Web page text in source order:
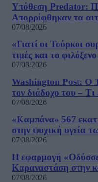
Υπόθεση Predator:
Απορρίφθηκαν τα
07/08/2026
«Γιατί οι Τούρκοι
τιμές και το
07/08/2026
Washington Post: Ο
τον διάδοχο του – Τι
07/08/2026
«Καμπάνα» 567 εκατ
στην ψυχική υγεία
07/08/2026
Η εφαρμογή
Καραναστάση στην
07/08/2026